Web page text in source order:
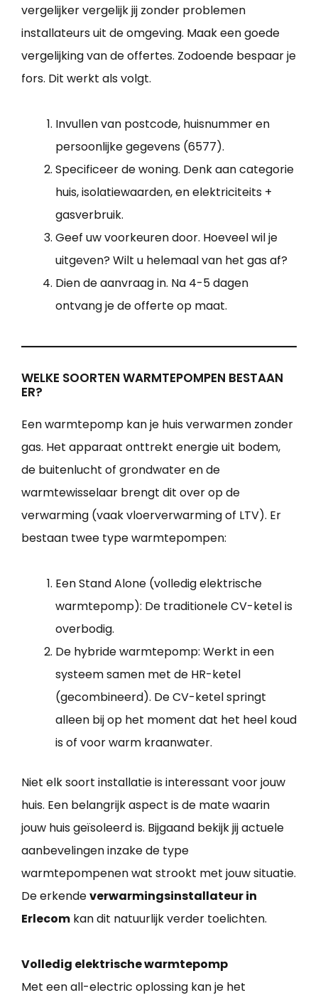
vergelijker vergelijk jij zonder problemen
installateurs uit de omgeving. Maak een goede
vergelijking van de offertes. Zodoende bespaar je
fors. Dit werkt als volgt.
Invullen van postcode, huisnummer en
persoonlijke gegevens (6577).
Specificeer de woning. Denk aan categorie
huis, isolatiewaarden, en elektriciteits +
gasverbruik.
Geef uw voorkeuren door. Hoeveel wil je
uitgeven? Wilt u helemaal van het gas af?
Dien de aanvraag in. Na 4-5 dagen
ontvang je de offerte op maat.
WELKE SOORTEN WARMTEPOMPEN BESTAAN
ER?
Een warmtepomp kan je huis verwarmen zonder
gas. Het apparaat onttrekt energie uit bodem,
de buitenlucht of grondwater en de
warmtewisselaar brengt dit over op de
verwarming (vaak vloerverwarming of LTV). Er
bestaan twee type warmtepompen:
Een Stand Alone (volledig elektrische
warmtepomp): De traditionele CV-ketel is
overbodig.
De hybride warmtepomp: Werkt in een
systeem samen met de HR-ketel
(gecombineerd). De CV-ketel springt
alleen bij op het moment dat het heel koud
is of voor warm kraanwater.
Niet elk soort installatie is interessant voor jouw
huis. Een belangrijk aspect is de mate waarin
jouw huis geïsoleerd is. Bijgaand bekijk jij actuele
aanbevelingen inzake de type
warmtepompenen wat strookt met jouw situatie.
De erkendeverwarmingsinstallateur in
Erlecom kan dit natuurlijk verder toelichten.
Volledig elektrische warmtepomp
Met een all-electric oplossing kan je het